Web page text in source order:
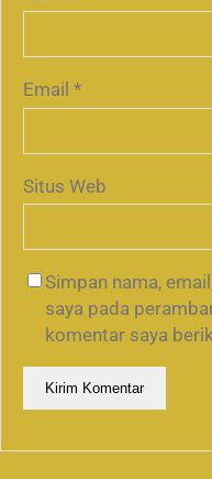
Email *
Situs Web
Simpan nama,
saya pada
komentar saya